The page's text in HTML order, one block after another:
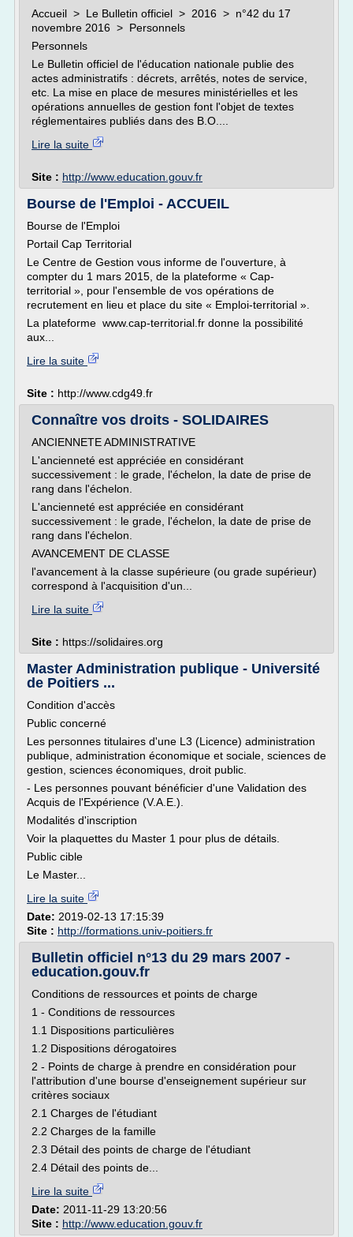
Accueil > Le Bulletin officiel > 2016 > n°42 du 17
novembre 2016 > Personnels
Personnels
Le Bulletin officiel de l'éducation nationale publie des
actes administratifs : décrets, arrêtés, notes de service,
etc. La mise en place de mesures ministérielles et les
opérations annuelles de gestion font l'objet de textes
réglementaires publiés dans des B.O....
Lire la suite
Site : http://www.education.gouv.fr
Bourse de l'Emploi - ACCUEIL
Bourse de l'Emploi
Portail Cap Territorial
Le Centre de Gestion vous informe de l'ouverture, à
compter du 1 mars 2015, de la plateforme « Cap-
territorial », pour l'ensemble de vos opérations de
recrutement en lieu et place du site « Emploi-territorial ».
La plateforme www.cap-territorial.fr donne la possibilité
aux...
Lire la suite
Site : http://www.cdg49.fr
Connaître vos droits - SOLIDAIRES
ANCIENNETE ADMINISTRATIVE
L'ancienneté est appréciée en considérant
successivement : le grade, l'échelon, la date de prise de
rang dans l'échelon.
L'ancienneté est appréciée en considérant
successivement : le grade, l'échelon, la date de prise de
rang dans l'échelon.
AVANCEMENT DE CLASSE
l'avancement à la classe supérieure (ou grade supérieur)
correspond à l'acquisition d'un...
Lire la suite
Site : https://solidaires.org
Master Administration publique - Université
de Poitiers ...
Condition d'accès
Public concerné
Les personnes titulaires d'une L3 (Licence) administration
publique, administration économique et sociale, sciences de
gestion, sciences économiques, droit public.
- Les personnes pouvant bénéficier d'une Validation des
Acquis de l'Expérience (V.A.E.).
Modalités d'inscription
Voir la plaquettes du Master 1 pour plus de détails.
Public cible
Le Master...
Lire la suite
Date: 2019-02-13 17:15:39
Site : http://formations.univ-poitiers.fr
Bulletin officiel n°13 du 29 mars 2007 -
education.gouv.fr
Conditions de ressources et points de charge
1 - Conditions de ressources
1.1 Dispositions particulières
1.2 Dispositions dérogatoires
2 - Points de charge à prendre en considération pour
l'attribution d'une bourse d'enseignement supérieur sur
critères sociaux
2.1 Charges de l'étudiant
2.2 Charges de la famille
2.3 Détail des points de charge de l'étudiant
2.4 Détail des points de...
Lire la suite
Date: 2011-11-29 13:20:56
Site : http://www.education.gouv.fr